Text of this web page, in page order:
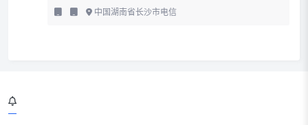
中国湖南省长沙市电信